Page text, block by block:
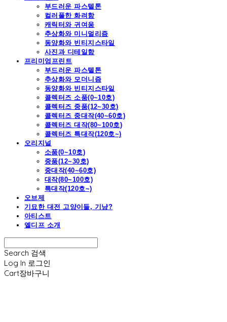
부드러운 파스텔톤
컬러풀한 화려함
캐릭터와 귀여움
추상화와 미니멀리즘
동양화와 빈티지스타일
사진과 디테일함
프리미엄프린트
부드러운 파스텔톤
추상화와 모더니즘
동양화와 빈티지스타일
콜렉터즈 소품(0~10호)
콜렉터즈 중품(12~30호)
콜렉터즈 중대작(40~60호)
콜렉터즈 대작(80~100호)
콜렉터즈 특대작(120호~)
오리지널
소품(0~10호)
중품(12~30호)
중대작(40~60호)
대작(80~100호)
특대작(120호~)
오브제
기묘한 대전 고양이들, 기냥?
아티스트
엘디프 소개
Search 검색
Log In 로그인
Cart장바구니